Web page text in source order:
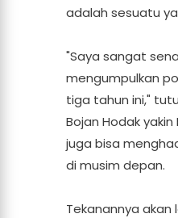
adalah sesuatu
"Saya sangat
mengumpulkan
tiga tahun ini,"
Bojan Hodak
juga bisa
di musim depan.
Tekanannya akan